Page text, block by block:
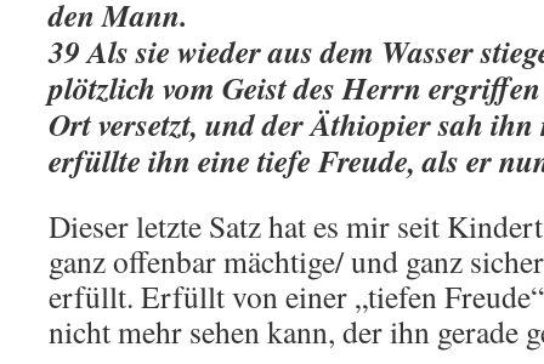
den Mann.
39 Als sie wieder aus dem Wasser
plötzlich vom Geist des Herrn
Ort versetzt, und der Äthiopier sah
erfüllte ihn eine tiefe Freude, als er
Dieser letzte Satz hat es mir seit
ganz offenbar mächtige/ und ganz
erfüllt. Erfüllt von einer „tiefen
nicht mehr sehen kann, der ihn gerade